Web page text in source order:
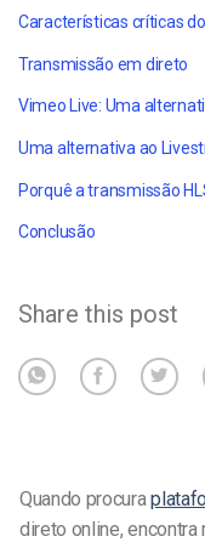
Características críticas
Transmissão em direto
Vimeo Live: Uma
Uma alternativa ao
Porquê a transmissão
Conclusão
Share this post
Quando procura
direto online,